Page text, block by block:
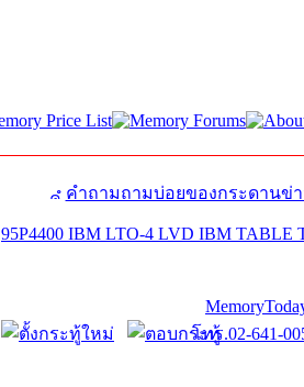
คำถามถามบ่อยของกระดานข่
95P4400 IBM LTO-4 LVD IBM TABLE
โทร.02-641-